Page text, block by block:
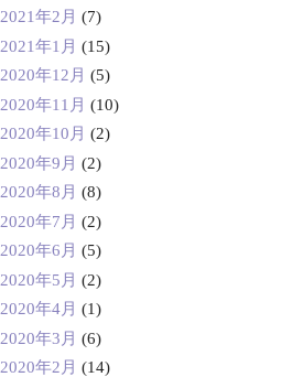
2021年2月 (7)
2021年1月 (15)
2020年12月 (5)
2020年11月 (10)
2020年10月 (2)
2020年9月 (2)
2020年8月 (8)
2020年7月 (2)
2020年6月 (5)
2020年5月 (2)
2020年4月 (1)
2020年3月 (6)
2020年2月 (14)